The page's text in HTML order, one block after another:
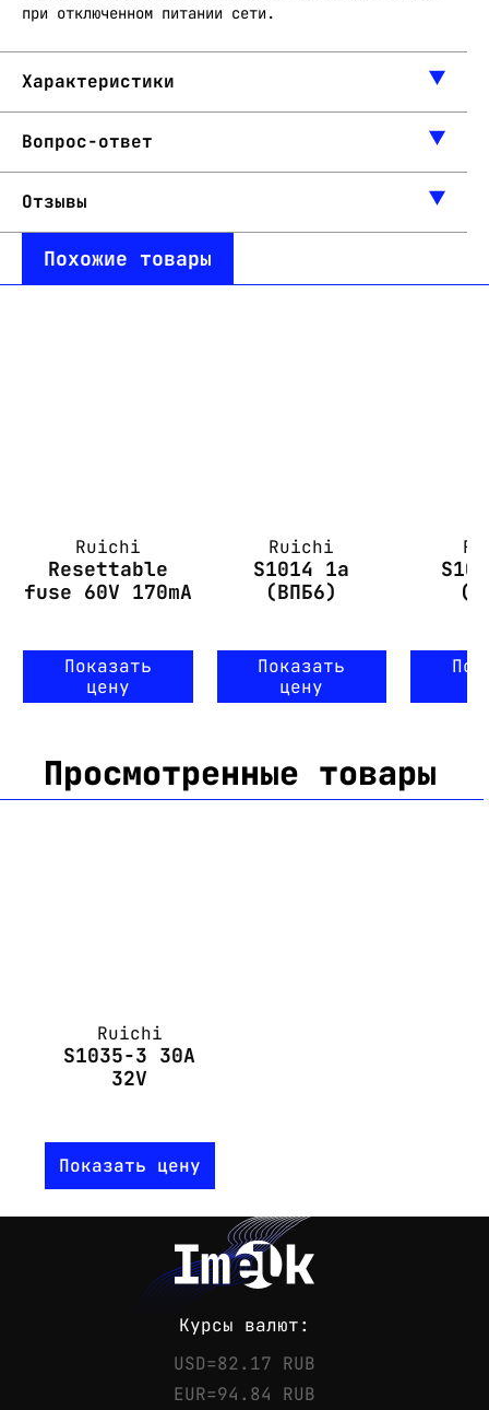
при отключенном питании сети.
Характеристики
Вопрос-ответ
Отзывы
Похожие товары
Ruichi
Resettable
fuse 60V 170mA
Показать
цену
Ruichi
S1014 1а
(ВПБ6)
Показать
цену
Просмотренные товары
Ruichi
S1035-3 30A
32V
Показать цену
Курсы валют:
USD=82.17 RUB
EUR=94.84 RUB